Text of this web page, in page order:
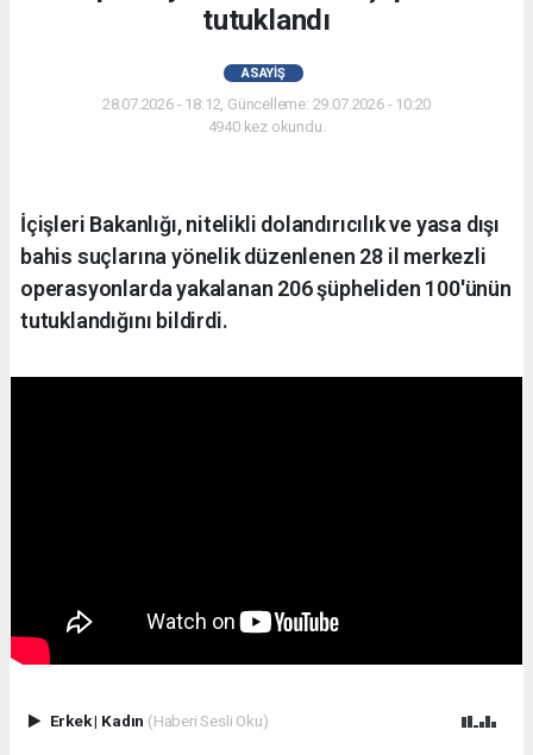
tutuklandı
ASAYIŞ
28.07.2026 - 18:12, Güncelleme: 29.07.2026 - 10:20
4940 kez okundu.
İçişleri Bakanlığı, nitelikli dolandırıcılık ve yasa dışı
bahis suçlarına yönelik düzenlenen 28 il merkezli
operasyonlarda yakalanan 206 şüpheliden 100'ünün
tutuklandığını bildirdi.
Erkek| Kadın (Haberi Sesli Oku)